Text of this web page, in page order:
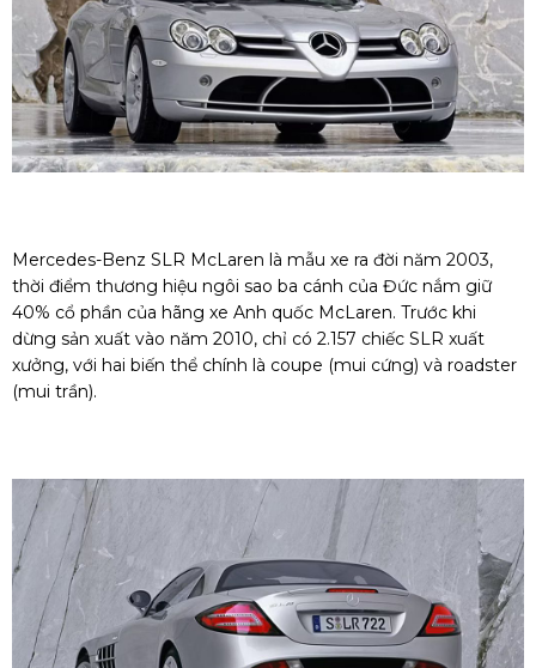
Mercedes-Benz SLR McLaren là mẫu xe ra đời năm 2003,
thời điểm thương hiệu ngôi sao ba cánh của Đức nắm giữ
40% cổ phần của hãng xe Anh quốc McLaren. Trước khi
dừng sản xuất vào năm 2010, chỉ có 2.157 chiếc SLR xuất
xưởng, với hai biến thể chính là coupe (mui cứng) và roadster
(mui trần).